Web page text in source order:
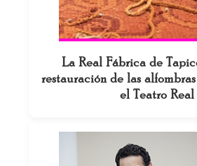
La Real Fábrica de
restauración de las
el Teatro Real